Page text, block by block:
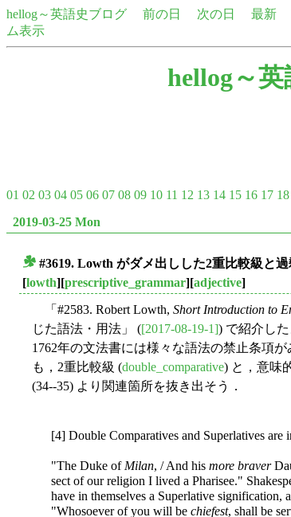
hellog～英語史ブログ 前の日 次の日 最新
ム表示
hellog～
01 02 03 04 05 06 07 08 09 10 11 12 13 14 15 16 17 18
2019-03-25 Mon
#3619. Lowth がダメ出しした2重比較級と
[lowth][prescriptive_grammar][adjective]
「#2583. Robert Lowth, Short Introduction to
じた語法・用法」 ([2017-08-19-1]) で紹介し
1762年の文法書には様々な語法の禁止条項
も，2重比較級 (double_comparative) と，意味
(34--35) より関連箇所を抜き出そう．
[4] Double Comparatives and Superlatives are
"The Duke of Milan, / And his more braver
sect of our religion I lived a Pharisee."
have in themselves a Superlative signification,
"Whosoever of you will be chiefest, shall be